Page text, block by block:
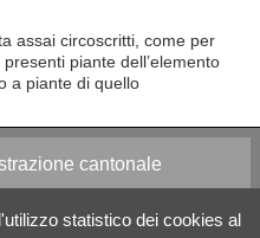
statistico dei cookies al
assai circoscritti, come per
piante dell’elemento
a piante di quello
cantonale
Social media